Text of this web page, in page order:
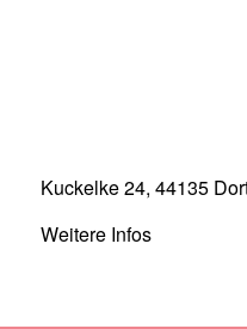
Kuckelke 24, 44135
Weitere Infos